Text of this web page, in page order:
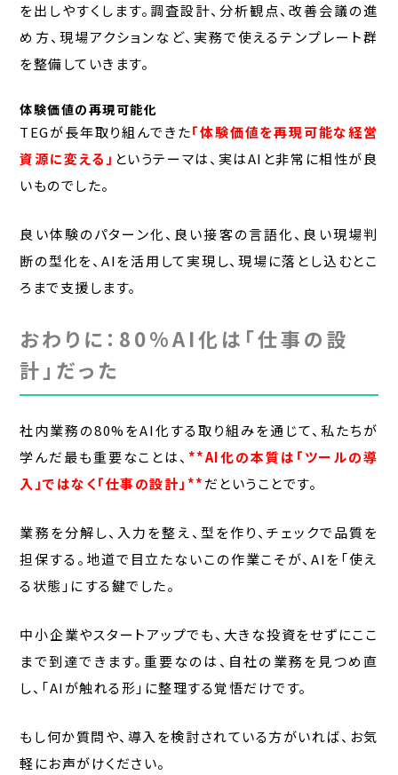
を出しやすくします。調査設計、分析観点、改善会議の進
め方、現場アクションなど、実務で使えるテンプレート群
を整備していきます。
体験価値の再現可能化
TEGが長年取り組んできた「体験価値を再現可能な経営
資源に変える」 というテーマは、実はAIと非常に相性が良
いものでした。
良い体験のパターン化、良い接客の言語化、良い現場判
断の型化を、AIを活用して実現し、現場に落とし込むとこ
ろまで支援します。
おわりに：80%AI化は「仕事の設
計」だった
社内業務の80%をAI化する取り組みを通じて、私たちが
学んだ最も重要なことは、 **AI化の本質は「ツールの導
入」ではなく「仕事の設計」**だということです。
業務を分解し、入力を整え、型を作り、チェックで品質を
担保する。地道で目立たないこの作業こそが、AIを「使え
る状態」にする鍵でした。
中小企業やスタートアップでも、大きな投資をせずにここ
まで到達できます。重要なのは、自社の業務を見つめ直
し、「AIが触れる形」に整理する覚悟だけです。
もし何か質問や、導入を検討されている方がいれば、お気
軽にお声がけください。